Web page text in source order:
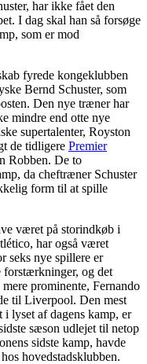
har ikke fået den
I dag skal han så forsøge
som er mod
fyrede kongeklubben
Bernd Schuster, som
Den nye træner har
mindre end otte nye
supertalenter, Royston
de tidligere Premier
Robben. De to
da cheftræner Schuster
form til at spille
været på storindkøb i
har også været
seks nye spillere er
forstærkninger, og det
prominente, Fernando
til Liverpool. Den mest
i lyset af dagens kamp, er
sæson udlejet til netop
sidste kamp, havde
hovedstadsklubben.